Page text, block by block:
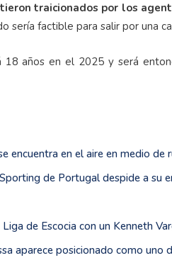
traicionados por los
sería factible para salir por una
18 años en el 2025 y será
encuentra en el aire en medio de
de Portugal despide a su
de Escocia con un Kenneth
aparece posicionado como